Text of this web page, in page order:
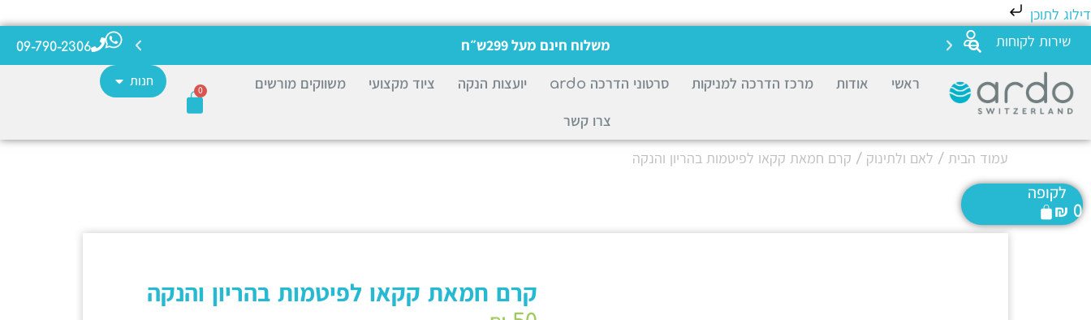
דילוג לתוכן
שירות לקוחות
משלוח חינם מעל 299ש״ח 09-790-2306
ראשי אודות מרכז הדרכה למניקות סרטוני הדרכה ardo יועצות הנקה ציוד מקצועי משווקים מורשים
צרו קשר
0
חנות
עמוד הבית / לאם ולתינוק / קרם חמאת קקאו לפיטמות בהריון והנקה
לקופה
₪ 0
קרם חמאת קקאו לפיטמות בהריון והנקה